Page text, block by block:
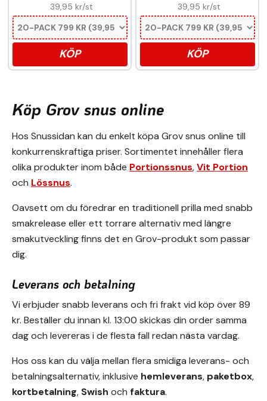
39,95 kr/st
KÖP
39,95 kr/st
KÖP
Köp Grov snus online
Hos Snussidan kan du enkelt köpa Grov snus online till
konkurrenskraftiga priser. Sortimentet innehåller flera
olika produkter inom både Portionssnus,Vit Portion
och Lössnus.
Oavsett om du föredrar en traditionell prilla med snabb
smakrelease eller ett torrare alternativ med längre
smakutveckling finns det en Grov-produkt som passar
dig.
Leverans och betalning
Vi erbjuder snabb leverans och fri frakt vid köp över 89
kr. Beställer du innan kl. 13:00 skickas din order samma
dag och levereras i de flesta fall redan nästa vardag.
Hos oss kan du välja mellan flera smidiga leverans- och
betalningsalternativ, inklusive hemleverans, paketbox,
kortbetalning, Swish och faktura.